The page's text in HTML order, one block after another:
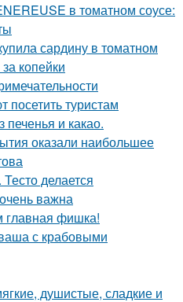
в томатном соусе:
сардину в томатном
копейки
посетить туристам
и какао.
оказали наибольшее
делается
важна
главная фишка!
с крабовыми
душистые, сладкие и